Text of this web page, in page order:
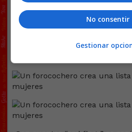
No consentir
Gestionar